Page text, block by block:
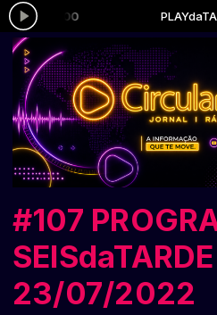
20:00
#107
23/07/2022